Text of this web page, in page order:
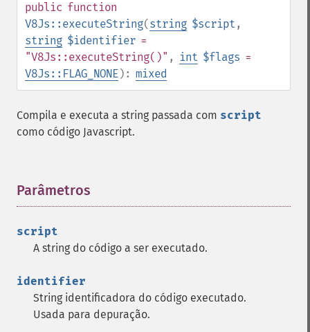
public function
V8Js::executeString(string $script ,
string $identifier =
"V8Js::executeString()" , int $flags =
V8Js::FLAG_NONE): mixed
Compila e executa a string passada com script
como código Javascript.
Parâmetros
script
A string do código a ser executado.
identifier
String identificadora do código executado.
Usada para depuração.